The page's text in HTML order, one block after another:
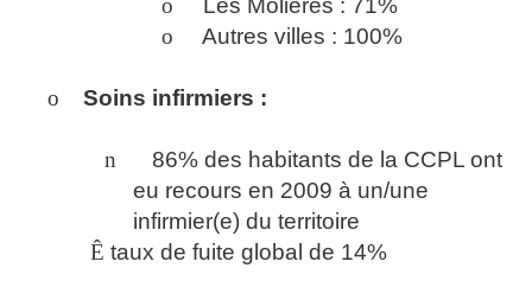
o
Les Molières : 71%
o
Autres villes : 100%
o Soins infirmiers :
n
86% des habitants de la CCPL ont
eu recours en 2009 à un/une
infirmier(e) du territoire
Ê taux de fuite global de 14%